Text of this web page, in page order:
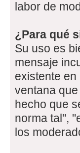
labor de
¿Para qué
Su uso es
mensaje
existente
ventana
hecho que
norma tal",
los